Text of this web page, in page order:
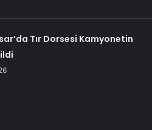
Tır Dorsesi Kamyonetin